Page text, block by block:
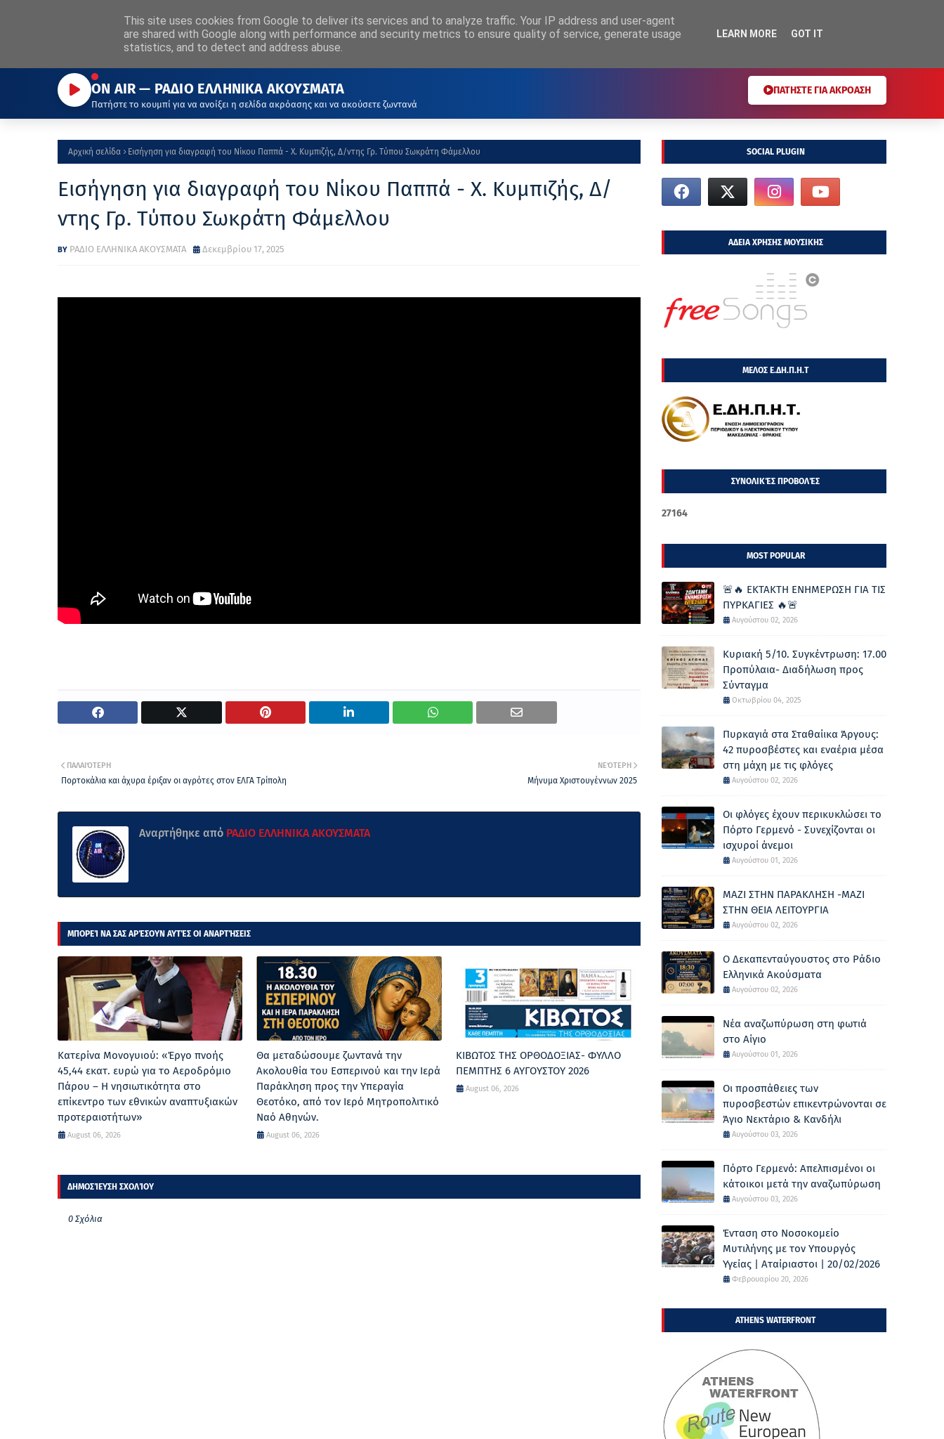
ΕΛΛΗΝΙΚΑΑΚΟΥΣΜΑΤΑ
Η ΦΩΝΗ ΠΟΥ ΜΑΣ ΕΝΩΝΕΙ
ΑΡΧΙΚΗ ΑΚΟΥΣΤΕ ΖΩΝΤΑΝΑ
ON AIR — ΡΑΔΙΟ ΕΛΛΗΝΙΚΑ ΑΚΟΥΣΜΑΤΑ
Πατήστε το κουμπί για να ανοίξει η σελίδα ακρόασης και να ακούσετε ζωντανά
ΠΑΤΗΣΤΕ ΓΙΑ ΑΚΡΟΑΣΗ
Αρχική σελίδα Εισήγηση για διαγραφή του Νίκου Παππά - Χ. Κυμπιζής, Δ/ντης Γρ. Τύπου Σωκράτη Φάμελλου
Εισήγηση για διαγραφή του Νίκου Παππά - Χ. Κυμπιζής, Δ/
ντης Γρ. Τύπου Σωκράτη Φάμελλου
ΡΑΔΙΟ ΕΛΛΗΝΙΚΑ ΑΚΟΥΣΜΑΤΑ Δεκεμβρίου 17, 2025
ΝΕΌΤΕΡΗ
Μήνυμα Χριστουγέννων 2025
ΠΑΛΑΙΌΤΕΡΗ
Πορτοκάλια και άχυρα έριξαν οι αγρότες στον ΕΛΓΑ Τρίπολη
Αναρτήθηκε από ΡΑΔΙΟ ΕΛΛΗΝΙΚΑ ΑΚΟΥΣΜΑΤΑ
ΜΠΟΡΕΊ ΝΑ ΣΑΣ ΑΡΈΣΟΥΝ ΑΥΤΈΣ ΟΙ ΑΝΑΡΤΉΣΕΙΣ
Κατερίνα Μονογυιού: «Έργο πνοής
45,44 εκατ. ευρώ για το Αεροδρόμιο
Πάρου – Η νησιωτικότητα στο
επίκεντρο των εθνικών αναπτυξιακών
προτεραιοτήτων»
August 06, 2026
Θα μεταδώσουμε ζωντανά την
Ακολουθία του Εσπερινού και την Ιερά
Παράκληση προς την Υπεραγία
Θεοτόκο, από τον Ιερό Μητροπολιτικό
Ναό Αθηνών.
August 06, 2026
ΚΙΒΩΤΟΣ ΤΗΣ ΟΡΘΟΔΟΞΙΑΣ- ΦΥΛΛΟ
ΠΕΜΠΤΗΣ 6 ΑΥΓΟΥΣΤΟΥ 2026
August 06, 2026
ΔΗΜΟΣΊΕΥΣΗ ΣΧΟΛΊΟΥ
0 Σχόλια
SOCIAL PLUGIN
ΑΔΕΙΑ ΧΡΗΣΗΣ ΜΟΥΣΙΚΗΣ
ΜΕΛΟΣ Ε.ΔΗ.Π.Η.Τ
ΣΥΝΟΛΙΚΈΣ ΠΡΟΒΟΛΈΣ
27164
MOST POPULAR
🚨🔥 ΕΚΤΑΚΤΗ ΕΝΗΜΕΡΩΣΗ ΓΙΑ ΤΙΣ
ΠΥΡΚΑΓΙΕΣ 🔥🚨
Αυγούστου 02, 2026
Κυριακή 5/10. Συγκέντρωση: 17.00
Προπύλαια- Διαδήλωση προς
Σύνταγμα
Οκτωβρίου 04, 2025
Πυρκαγιά στα Σταθαίικα Άργους:
42 πυροσβέστες και εναέρια μέσα
στη μάχη με τις φλόγες
Αυγούστου 02, 2026
Οι φλόγες έχουν περικυκλώσει το
Πόρτο Γερμενό - Συνεχίζονται οι
ισχυροί άνεμοι
Αυγούστου 01, 2026
ΜΑΖΙ ΣΤΗΝ ΠΑΡΑΚΛΗΣΗ -ΜΑΖΙ
ΣΤΗΝ ΘΕΙΑ ΛΕΙΤΟΥΡΓΙΑ
Αυγούστου 02, 2026
Ο Δεκαπενταύγουστος στο Ράδιο
Ελληνικά Ακούσματα
Αυγούστου 02, 2026
Νέα αναζωπύρωση στη φωτιά
στο Αίγιο
Αυγούστου 01, 2026
Οι προσπάθειες των
πυροσβεστών επικεντρώνονται σε
Άγιο Νεκτάριο & Κανδήλι
Αυγούστου 03, 2026
Πόρτο Γερμενό: Απελπισμένοι οι
κάτοικοι μετά την αναζωπύρωση
Αυγούστου 03, 2026
Ένταση στο Νοσοκομείο
Μυτιλήνης με τον Υπουργός
Υγείας | Αταίριαστοι | 20/02/2026
Φεβρουαρίου 20, 2026
ATHENS WATERFRONT
This site uses cookies from Google to deliver its services and to analyze traffic. Your IP address and user-agent
are shared with Google along with performance and security metrics to ensure quality of service, generate usage
statistics, and to detect and address abuse.
LEARN MORE GOT IT